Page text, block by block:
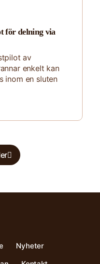
för delning via
av
enkelt kan
inom en sluten
Nyheter